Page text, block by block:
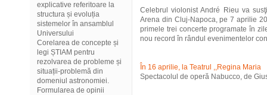
explicative referitoare la
structura și evoluția
sistemelor în ansamblul
Universului
Corelarea de concepte și
legi ȘTIAM pentru
rezolvarea de probleme și
situații-problemă din
domeniul astronomiei.
Formularea de opinii
Celebrul violonist André Rieu va
Arena din Cluj-Napoca, pe 7 aprilie
primele trei concerte programate în
nou record în rândul evenimentelor
În 16 aprilie, la Teatrul ,,Regina Maria
Spectacolul de operă Nabucco, de